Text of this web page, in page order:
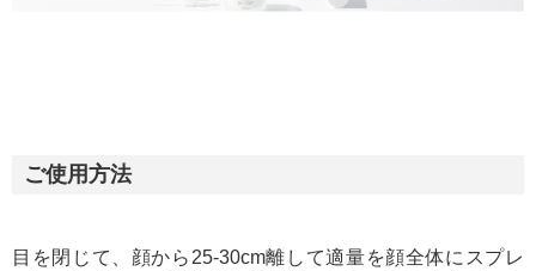
ご使用方法
目を閉じて、顔から25-30cm離して適量を顔全体にスプレ